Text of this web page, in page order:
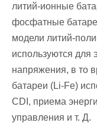
литий-ионные
фосфатные
модели литий-
используются для
напряжения, в то
батареи (Li-Fe)
CDI, приема
управления и т. Д.